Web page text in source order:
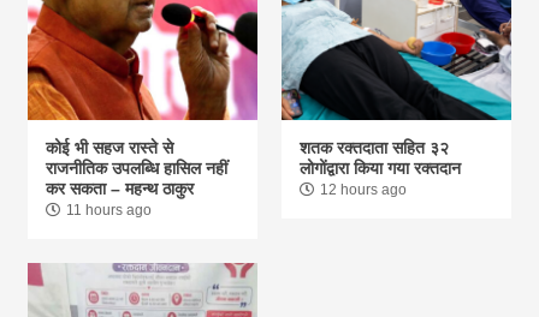
कोई भी सहज रास्ते से
राजनीतिक उपलब्धि हासिल नहीं
कर सकता – महन्थ ठाकुर
11 hours ago
शतक रक्तदाता सहित ३२
लोगोंद्वारा किया गया रक्तदान
12 hours ago